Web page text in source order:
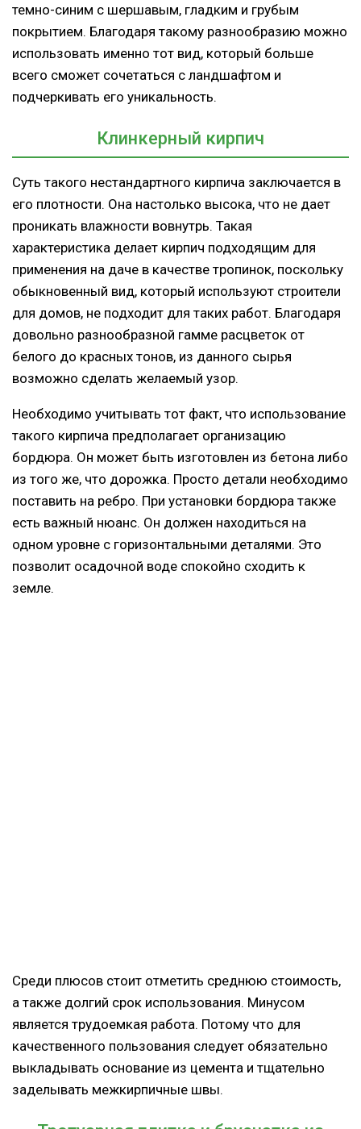
темно-синим с шершавым, гладким и грубым
покрытием. Благодаря такому разнообразию можно
использовать именно тот вид, который больше
всего сможет сочетаться с ландшафтом и
подчеркивать его уникальность.
Клинкерный кирпич
Суть такого нестандартного кирпича заключается в
его плотности. Она настолько высока, что не дает
проникать влажности вовнутрь. Такая
характеристика делает кирпич подходящим для
применения на даче в качестве тропинок, поскольку
обыкновенный вид, который используют строители
для домов, не подходит для таких работ. Благодаря
довольно разнообразной гамме расцветок от
белого до красных тонов, из данного сырья
возможно сделать желаемый узор.
Необходимо учитывать тот факт, что использование
такого кирпича предполагает организацию
бордюра. Он может быть изготовлен из бетона либо
из того же, что дорожка. Просто детали необходимо
поставить на ребро. При установки бордюра также
есть важный нюанс. Он должен находиться на
одном уровне с горизонтальными деталями. Это
позволит осадочной воде спокойно сходить к
земле.
Среди плюсов стоит отметить среднюю стоимость,
а также долгий срок использования. Минусом
является трудоемкая работа. Потому что для
качественного пользования следует обязательно
выкладывать основание из цемента и тщательно
заделывать межкирпичные швы.